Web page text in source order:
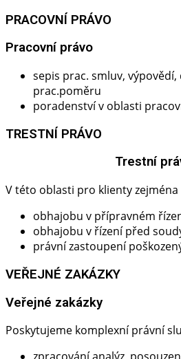
PRACOVNÍ PRÁVO
Pracovní právo​
sepis prac. smluv,
prac.poměru
poradenství v oblasti
TRESTNÍ PRÁVO
Trestní
V této oblasti pro klienty zejména
obhajobu v přípravném
obhajobu v řízení před
právní zastoupení
VEŘEJNÉ ZAKÁZKY
Veřejné zakázky
Poskytujeme komplexní právní